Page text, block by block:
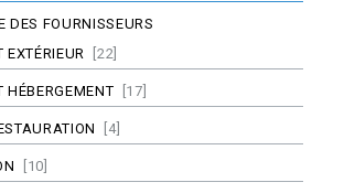
DES FOURNISSEURS
[22]
HÉBERGEMENT [17]
[4]
[10]